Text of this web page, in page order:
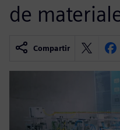
de
Compartir